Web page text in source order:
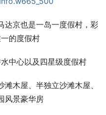
达京也是一岛一度假村，彩
的度假村
中心以及四星级度假村
木屋、半独立沙滩木屋、
风景豪华房